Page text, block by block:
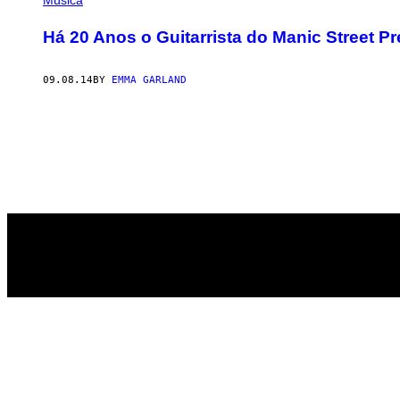
Há 20 Anos o Guitarrista do Manic Street
09.08.14BY EMMA GARLAND